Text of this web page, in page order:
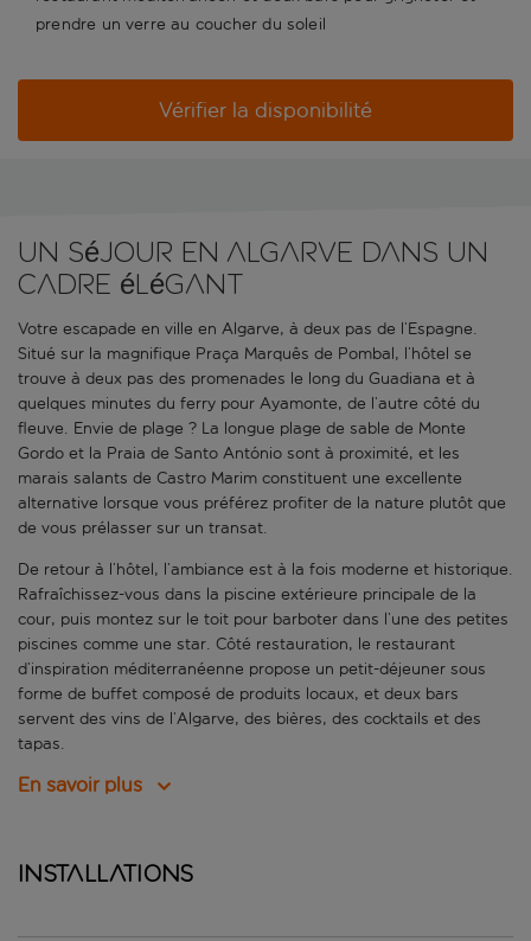
prendre un verre au coucher du soleil
Vérifier la disponibilité
Un séjour en Algarve dans un
cadre élégant
Votre escapade en ville en Algarve, à deux pas de l’Espagne.
Situé sur la magnifique Praça Marquês de Pombal, l’hôtel se
trouve à deux pas des promenades le long du Guadiana et à
quelques minutes du ferry pour Ayamonte, de l’autre côté du
fleuve. Envie de plage ? La longue plage de sable de Monte
Gordo et la Praia de Santo António sont à proximité, et les
marais salants de Castro Marim constituent une excellente
alternative lorsque vous préférez profiter de la nature plutôt que
de vous prélasser sur un transat.
De retour à l’hôtel, l’ambiance est à la fois moderne et historique.
Rafraîchissez-vous dans la piscine extérieure principale de la
cour, puis montez sur le toit pour barboter dans l’une des petites
piscines comme une star. Côté restauration, le restaurant
d’inspiration méditerranéenne propose un petit-déjeuner sous
forme de buffet composé de produits locaux, et deux bars
servent des vins de l’Algarve, des bières, des cocktails et des
tapas.
En savoir plus
Installations